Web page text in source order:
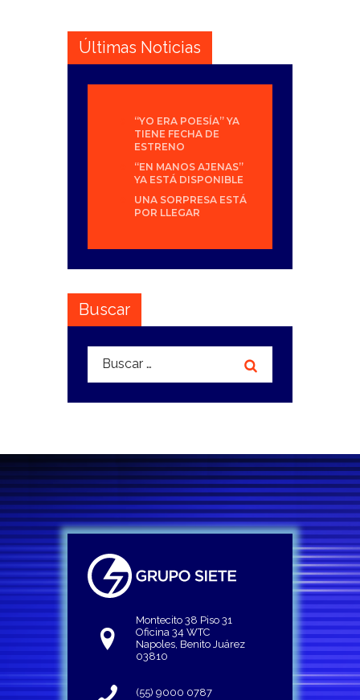
Últimas Noticias
“YO ERA POESÍA” YA
TIENE FECHA DE
ESTRENO
“EN MANOS AJENAS”
YA ESTÁ DISPONIBLE
UNA SORPRESA ESTÁ
POR LLEGAR
Buscar
Buscar:
Montecito 38 Piso 31
Oficina 34 WTC
Napoles, Benito Juárez
03810
(55) 9000 0787